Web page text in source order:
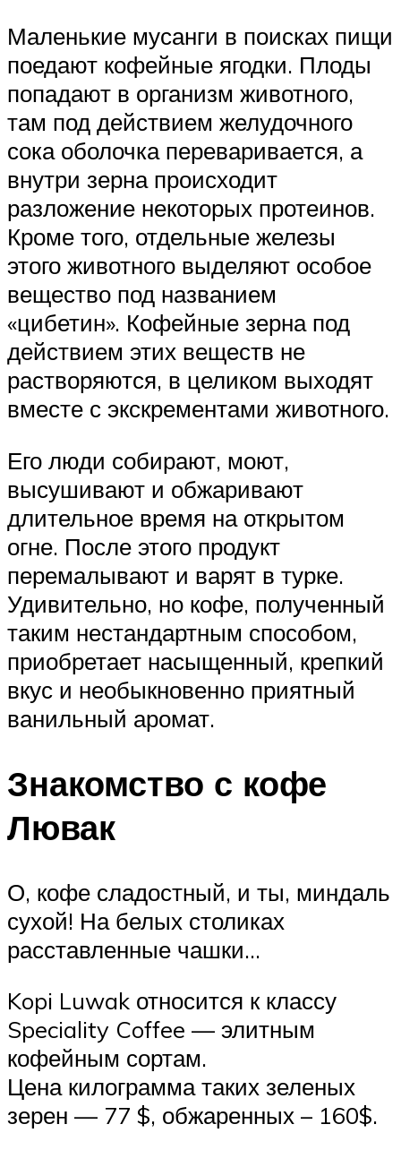
Маленькие мусанги в поисках пищи
поедают кофейные ягодки. Плоды
попадают в организм животного,
там под действием желудочного
сока оболочка переваривается, а
внутри зерна происходит
разложение некоторых протеинов.
Кроме того, отдельные железы
этого животного выделяют особое
вещество под названием
«цибетин». Кофейные зерна под
действием этих веществ не
растворяются, в целиком выходят
вместе с экскрементами животного.
Его люди собирают, моют,
высушивают и обжаривают
длительное время на открытом
огне. После этого продукт
перемалывают и варят в турке.
Удивительно, но кофе, полученный
таким нестандартным способом,
приобретает насыщенный, крепкий
вкус и необыкновенно приятный
ванильный аромат.
Знакомство с кофе
Лювак
О, кофе сладостный, и ты, миндаль
сухой! На белых столиках
расставленные чашки…
Kopi Luwak относится к классу
Speciality Coffee — элитным
кофейным сортам.
Цена килограмма таких зеленых
зерен — 77 $, обжаренных – 160$.